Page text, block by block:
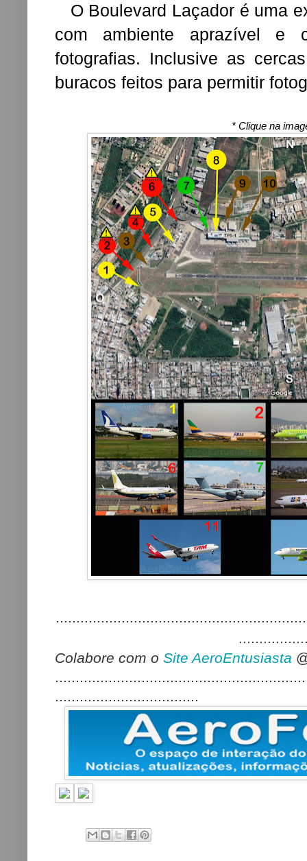
O Boulevard Laçador é uma
com ambiente aprazível e
fotografias. Inclusive as
buracos feitos para permitir
* Clique na
Colabore com o Site AeroEntusiasta
...................................